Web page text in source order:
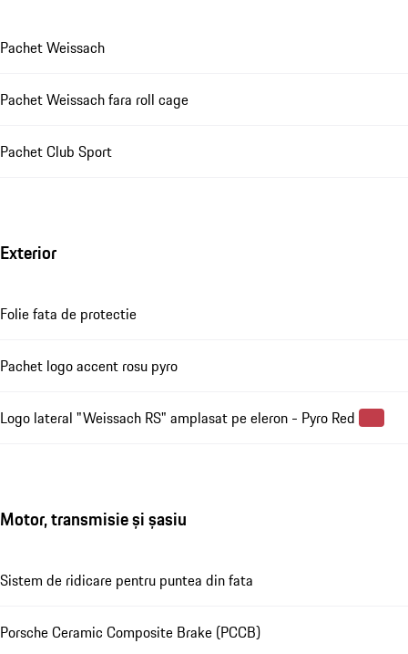
Pachet Weissach
Pachet Weissach fara roll cage
Pachet Club Sport
Exterior
Folie fata de protectie
Pachet logo accent rosu pyro
Logo lateral "Weissach RS" amplasat pe eleron - Pyro Red
Motor, transmisie și șasiu
Sistem de ridicare pentru puntea din fata
Porsche Ceramic Composite Brake (PCCB)